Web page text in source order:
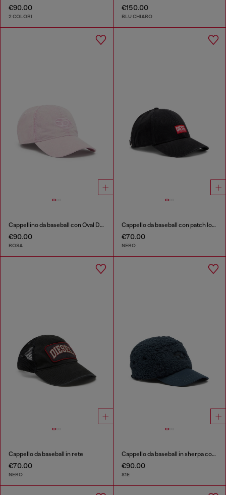
€90.00
2 COLORI
€150.00
BLU CHIARO
Cappellino da baseball con Oval D ricamato
€90.00
ROSA
Cappello da baseball con patch logo
€70.00
NERO
Cappello da baseball in rete
€70.00
NERO
Cappello da baseball in sherpa con ricamo Oval D
€90.00
81E